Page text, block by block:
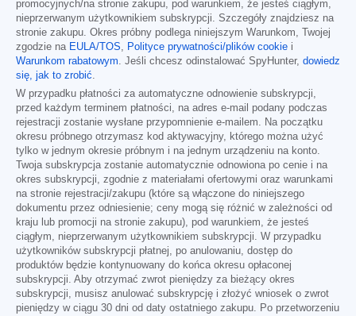
promocyjnych/na stronie zakupu, pod warunkiem, że jesteś ciągłym,
nieprzerwanym użytkownikiem subskrypcji. Szczegóły znajdziesz na
stronie zakupu. Okres próbny podlega niniejszym Warunkom, Twojej
zgodzie na EULA/TOS, Polityce prywatności/plików cookie i
Warunkom rabatowym. Jeśli chcesz odinstalować SpyHunter, dowiedz
się, jak to zrobić.
W przypadku płatności za automatyczne odnowienie subskrypcji,
przed każdym terminem płatności, na adres e-mail podany podczas
rejestracji zostanie wysłane przypomnienie e-mailem. Na początku
okresu próbnego otrzymasz kod aktywacyjny, którego można użyć
tylko w jednym okresie próbnym i na jednym urządzeniu na konto.
Twoja subskrypcja zostanie automatycznie odnowiona po cenie i na
okres subskrypcji, zgodnie z materiałami ofertowymi oraz warunkami
na stronie rejestracji/zakupu (które są włączone do niniejszego
dokumentu przez odniesienie; ceny mogą się różnić w zależności od
kraju lub promocji na stronie zakupu), pod warunkiem, że jesteś
ciągłym, nieprzerwanym użytkownikiem subskrypcji. W przypadku
użytkowników subskrypcji płatnej, po anulowaniu, dostęp do
produktów będzie kontynuowany do końca okresu opłaconej
subskrypcji. Aby otrzymać zwrot pieniędzy za bieżący okres
subskrypcji, musisz anulować subskrypcję i złożyć wniosek o zwrot
pieniędzy w ciągu 30 dni od daty ostatniego zakupu. Po przetworzeniu